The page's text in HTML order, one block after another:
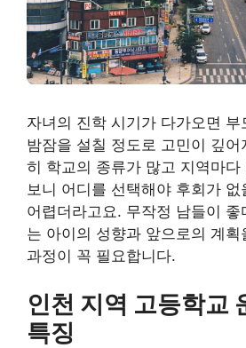
자녀의 진학 시기가 다가오면 부
밤잠을 설칠 정도로 고민이 깊
히 학교의 종류가 많고 지역마
보니 어디를 선택해야 후회가
어렵더라고요. 무작정 남들이
는 아이의 성향과 앞으로의 계
과정이 꼭 필요합니다.
인천 지역 고등학교
특징